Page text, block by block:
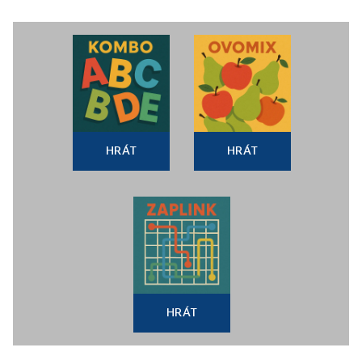
HRÁT HRÁT
HRÁT